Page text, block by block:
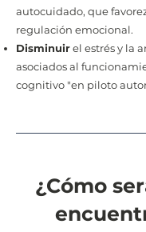
autocuidado, que
regulación emocional.
Disminuirel estrés y la
asociados al
cognitivo "en piloto
¿Cómo